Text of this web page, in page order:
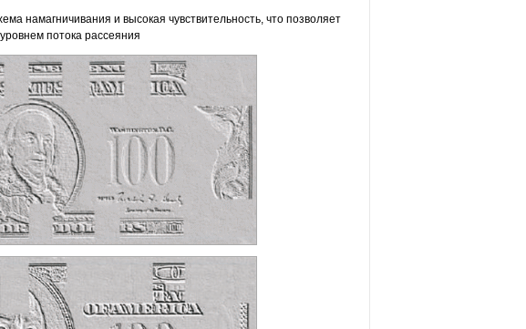
намагничивания и высокая чувствительность, что позволяет
потока рассеяния